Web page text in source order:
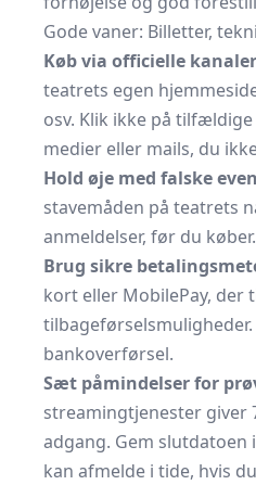
Gode vaner: Billetter,
Køb via officielle kanaler
teatrets egen
osv. Klik ikke på
medier eller mails, du
Hold øje med falske
stavemåden på teatrets
anmeldelser, før du køber.
Brug sikre
kort eller MobilePay, der
bankoverførsel.
Sæt påmindelser for
streaming­tjenester giver
adgang. Gem slutdatoen
kan afmelde i tide, hvis